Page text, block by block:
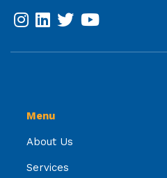
Menu
About Us
Services